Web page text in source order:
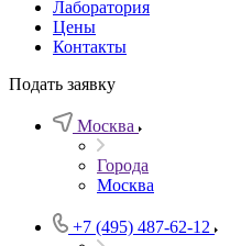
Лаборатория
Цены
Контакты
Подать заявку
Москва
Города
Москва
+7 (495) 487-62-12